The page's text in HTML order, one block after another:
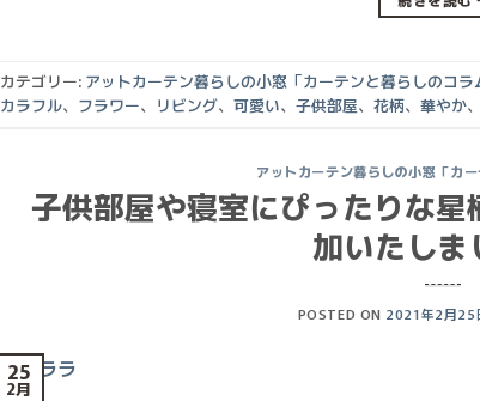
カテゴリー: アットカーテン暮らしの小窓「カーテンと暮らしのコラ
カラフル、 フラワー、 リビング、 可愛い、 子供部屋、 花柄、 華やか、
アットカーテン暮らしの小窓「カ
子供部屋や寝室にぴったりな
加いたし
POSTED ON 2021年2月25
25
2月